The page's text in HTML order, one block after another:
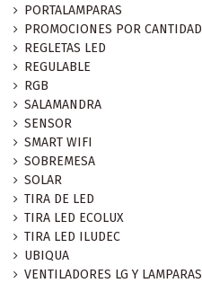
PORTALAMPARAS
PROMOCIONES POR CANTIDAD
REGLETAS LED
REGULABLE
RGB
SALAMANDRA
SENSOR
SMART WIFI
SOBREMESA
SOLAR
TIRA DE LED
TIRA LED ECOLUX
TIRA LED ILUDEC
UBIQUA
VENTILADORES LG Y LAMPARAS